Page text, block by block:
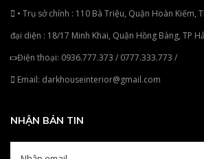
• Trụ sở chính : 110 Bà Triệu, Quận Hoàn Kiếm,
đại diện : 18/17 Minh Khai, Quận Hồng Bàng, TP
Điện thoại: 0936.777.373 / 0777.333.773 /
Email: darkhouseinterior@gmail.com
NHẬN BẢN TIN